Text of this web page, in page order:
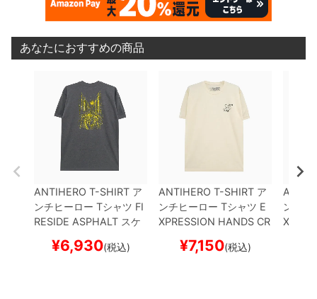
あなたにおすすめの商品
ANTIHERO T-SHIRT ア
ンチヒーロー Tシャツ FI
RESIDE ASPHALT スケ
¥6,930(税込)
ANTIHERO T-SHIRT ア
ンチヒーロー Tシャツ E
XPRESSION HANDS CR
ケボー
¥7,150(税込)
ンチヒ